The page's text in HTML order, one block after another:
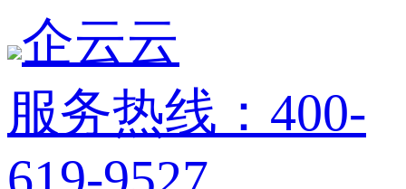
企云云
服务热线：400-